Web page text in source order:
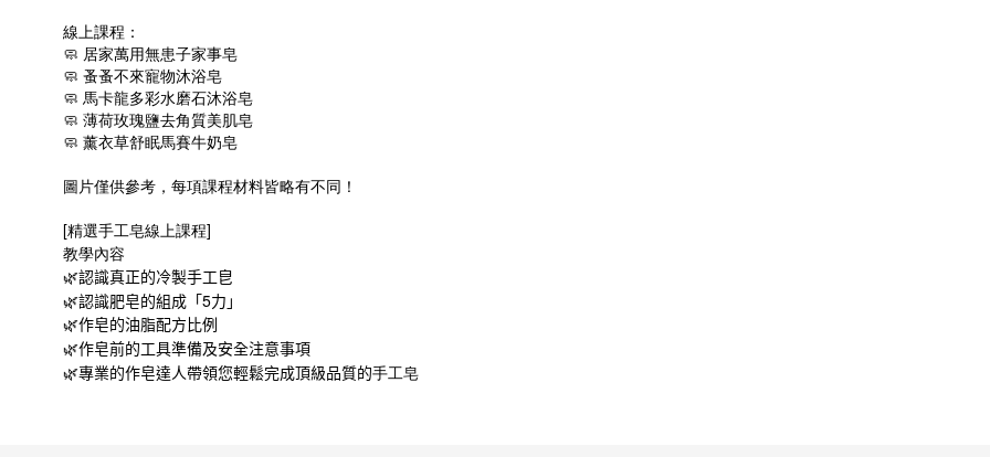
線上課程：
🧼 居家萬用無患子家事皂
🧼 蚤蚤不來寵物沐浴皂
🧼 馬卡龍多彩水磨石沐浴皂
🧼 薄荷玫瑰鹽去角質美肌皂
🧼 薰衣草舒眠馬賽牛奶皂
圖片僅供參考，每項課程材料皆略有不同！
[精選手工皂線上課程]
教學內容
🌿認識真正的冷製手工皀
🌿認識肥皂的組成「5力」
🌿作皂的油脂配方比例
🌿作皂前的工具準備及安全注意事項
🌿專業的作皂達人帶領您輕鬆完成頂級品質的手工皂